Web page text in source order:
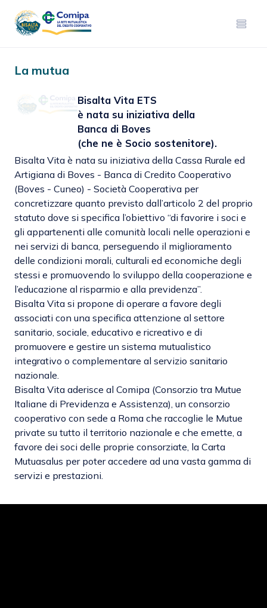
La mutua
Bisalta Vita ETS
è nata su iniziativa della
Banca di Boves
(che ne è Socio sostenitore).
Bisalta Vita è nata su iniziativa della Cassa Rurale ed
Artigiana di Boves - Banca di Credito Cooperativo
(Boves - Cuneo) - Società Cooperativa per
concretizzare quanto previsto dall’articolo 2 del proprio
statuto dove si specifica l’obiettivo “di favorire i soci e
gli appartenenti alle comunità locali nelle operazioni e
nei servizi di banca, perseguendo il miglioramento
delle condizioni morali, culturali ed economiche degli
stessi e promuovendo lo sviluppo della cooperazione e
l’educazione al risparmio e alla previdenza”.
Bisalta Vita si propone di operare a favore degli
associati con una specifica attenzione al settore
sanitario, sociale, educativo e ricreativo e di
promuovere e gestire un sistema mutualistico
integrativo o complementare al servizio sanitario
nazionale.
Bisalta Vita aderisce al Comipa (Consorzio tra Mutue
Italiane di Previdenza e Assistenza), un consorzio
cooperativo con sede a Roma che raccoglie le Mutue
private su tutto il territorio nazionale e che emette, a
favore dei soci delle proprie consorziate, la Carta
Mutuasalus per poter accedere ad una vasta gamma di
servizi e prestazioni.